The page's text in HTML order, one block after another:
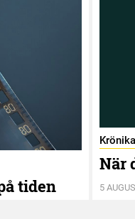
tiden
Krönika
När
5